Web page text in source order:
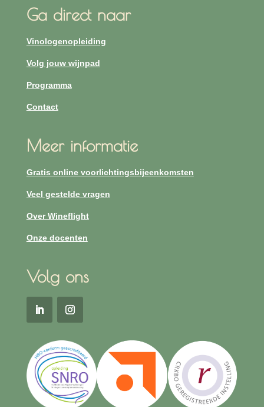
Ga direct naar
Vinologenopleiding
Volg jouw wijnpad
Programma
Contact
Meer informatie
Gratis online voorlichtingsbijeenkomsten
Veel gestelde vragen
Over Wineflight
Onze docenten
Volg ons